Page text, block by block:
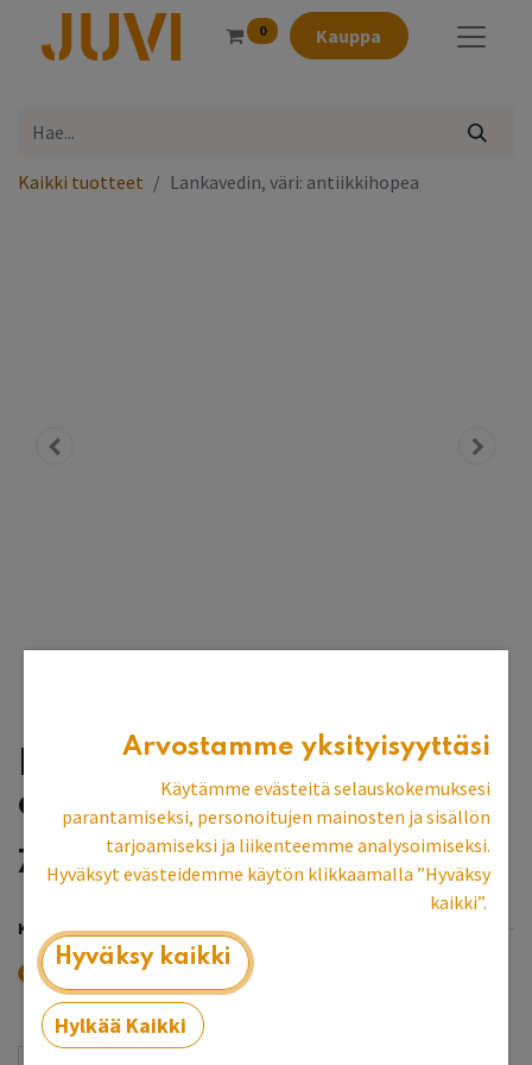
0 Kauppa
Kaikki tuotteet Lankavedin, väri: antiikkihopea
Lankavedin, väri:
antiikkihopea
7,97€
KOKO
Iso Pieni
Arvostamme yksityisyyttäsi
Käytämme evästeitä selauskokemuksesi
parantamiseksi, personoitujen mainosten ja sisällön
tarjoamiseksi ja liikenteemme analysoimiseksi.
Hyväksyt evästeidemme käytön klikkaamalla ”Hyväksy
kaikki”.
Hyväksy kaikki
Hylkää Kaikki